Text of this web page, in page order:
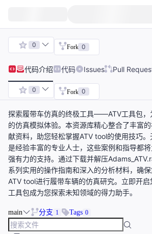
0 Fork 0
代码介绍 代码 Issues Pull
0 Fork 0
探索履带车仿真的终极工具——ATV工具包，
的仿真模拟体验。本资源库精心整合了丰富
献资料，助您轻松掌握ATV tool的使用技巧
是经验丰富的专业人士，这些案例和指导都
强有力的支持。通过下载并解压
系列实用的操作指南和深入的分析材料，确
ATV tool进行履带车辆的仿真研究。立即开
工具包成为您探索未知领域的得力助手。
main 分支 1 Tags 0